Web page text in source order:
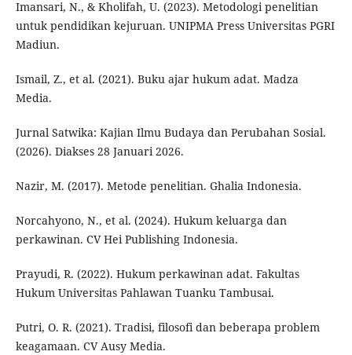
Imansari, N., & Kholifah, U. (2023). Metodologi penelitian
untuk pendidikan kejuruan. UNIPMA Press Universitas PGRI
Madiun.
Ismail, Z., et al. (2021). Buku ajar hukum adat. Madza
Media.
Jurnal Satwika: Kajian Ilmu Budaya dan Perubahan Sosial.
(2026). Diakses 28 Januari 2026.
Nazir, M. (2017). Metode penelitian. Ghalia Indonesia.
Norcahyono, N., et al. (2024). Hukum keluarga dan
perkawinan. CV Hei Publishing Indonesia.
Prayudi, R. (2022). Hukum perkawinan adat. Fakultas
Hukum Universitas Pahlawan Tuanku Tambusai.
Putri, O. R. (2021). Tradisi, filosofi dan beberapa problem
keagamaan. CV Ausy Media.